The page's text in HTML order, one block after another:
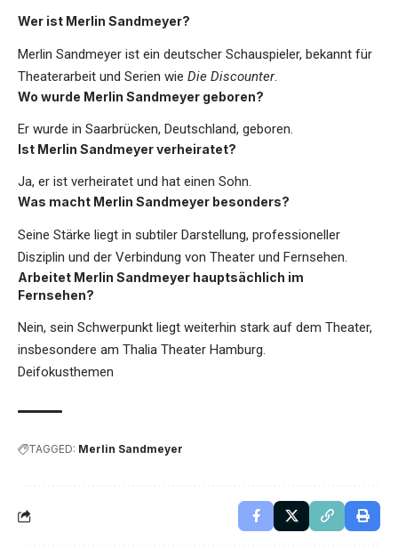
Wer ist Merlin Sandmeyer?
Merlin Sandmeyer ist ein deutscher Schauspieler, bekannt für
Theaterarbeit und Serien wie Die Discounter.
Wo wurde Merlin Sandmeyer geboren?
Er wurde in Saarbrücken, Deutschland, geboren.
Ist Merlin Sandmeyer verheiratet?
Ja, er ist verheiratet und hat einen Sohn.
Was macht Merlin Sandmeyer besonders?
Seine Stärke liegt in subtiler Darstellung, professioneller
Disziplin und der Verbindung von Theater und Fernsehen.
Arbeitet Merlin Sandmeyer hauptsächlich im
Fernsehen?
Nein, sein Schwerpunkt liegt weiterhin stark auf dem Theater,
insbesondere am Thalia Theater Hamburg.
Deifokusthemen
TAGGED: Merlin Sandmeyer